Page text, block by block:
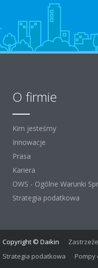
O firmie
Kim jesteśmy
Innowacje
Prasa
Kariera
OWS - Ogólne Warunki
Strategia podatkowa
Copyright © Daikin
Strategia podatkowa
Pompy